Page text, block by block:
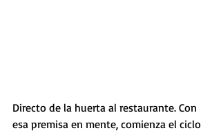
Directo de la huerta al restaurante. Con
esa premisa en mente, comienza el ciclo